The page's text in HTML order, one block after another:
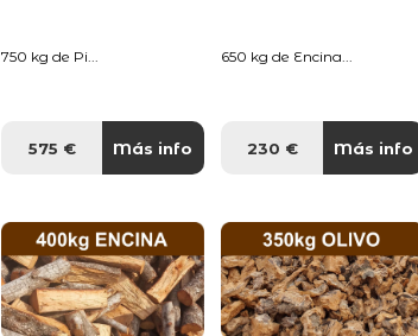
750 kg de Pi...
575 € Más info
650 kg de Encina...
230 € Más info